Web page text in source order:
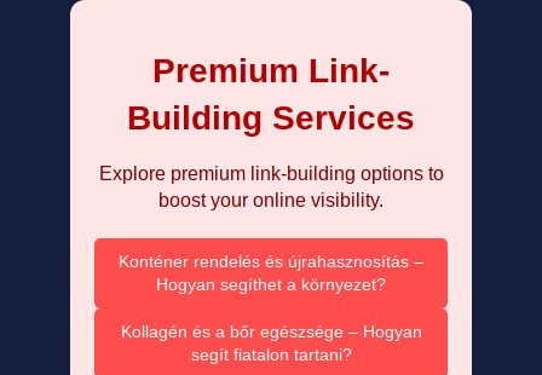
Premium Link-
Building Services
Explore premium link-building options to
boost your online visibility.
Konténer rendelés és újrahasznosítás –
Hogyan segíthet a környezet?
Kollagén és a bőr egészsége – Hogyan
segít fiatalon tartani?